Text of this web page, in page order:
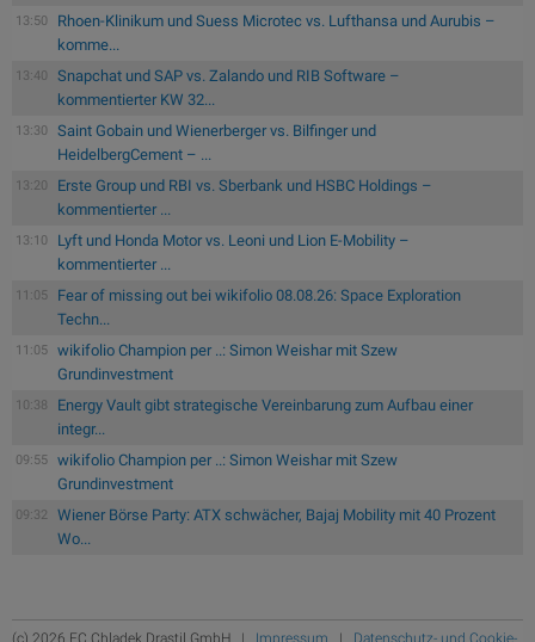
13:50
Rhoen-Klinikum und Suess Microtec vs. Lufthansa und Aurubis –
komme...
13:40
Snapchat und SAP vs. Zalando und RIB Software –
kommentierter KW 32...
13:30
Saint Gobain und Wienerberger vs. Bilfinger und
HeidelbergCement – ...
13:20
Erste Group und RBI vs. Sberbank und HSBC Holdings –
kommentierter ...
13:10
Lyft und Honda Motor vs. Leoni und Lion E-Mobility –
kommentierter ...
11:05
Fear of missing out bei wikifolio 08.08.26: Space Exploration
Techn...
11:05
wikifolio Champion per ..: Simon Weishar mit Szew
Grundinvestment
10:38
Energy Vault gibt strategische Vereinbarung zum Aufbau einer
integr...
09:55
wikifolio Champion per ..: Simon Weishar mit Szew
Grundinvestment
09:32
Wiener Börse Party: ATX schwächer, Bajaj Mobility mit 40 Prozent
Wo...